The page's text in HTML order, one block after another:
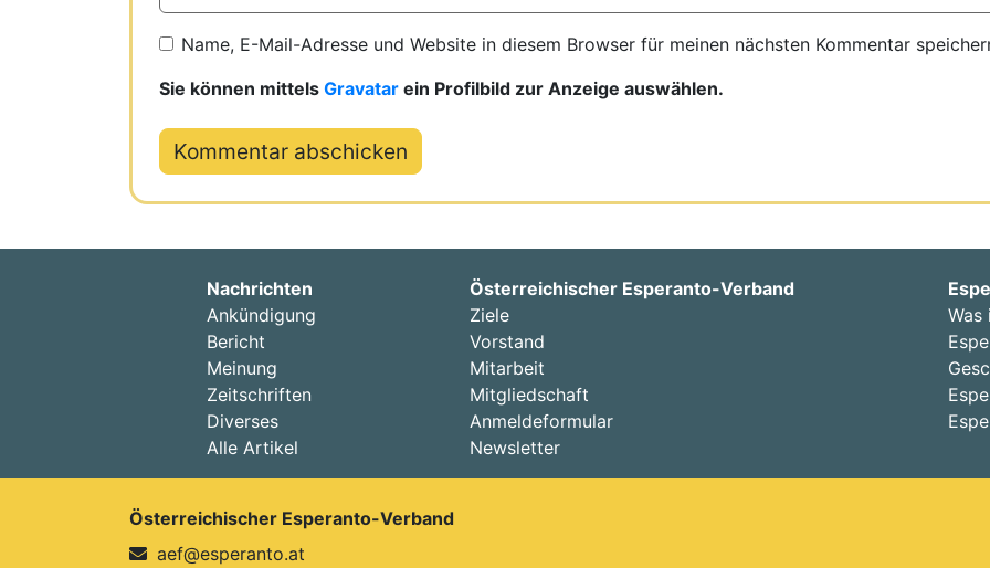
Name, E-Mail-Adresse und Website in diesem Browser für meinen nächsten Kommentar
Sie können mittels Gravatar ein Profilbild zur Anzeige auswählen.
Nachrichten
Ankündigung
Bericht
Meinung
Zeitschriften
Diverses
Alle Artikel
Österreichischer Esperanto-Verband
Ziele
Vorstand
Mitarbeit
Mitgliedschaft
Anmeldeformular
Newsletter
Was
Österreichischer Esperanto-Verband
aef@esperanto.at